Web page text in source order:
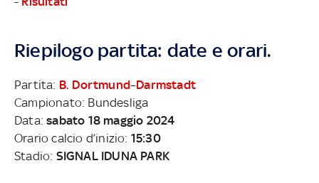
Riepilogo partita: date e orari.
Partita: B. Dortmund–Darmstadt
Campionato: Bundesliga
Data:sabato 18 maggio 2024
Orario calcio d’inizio: 15:30
Stadio: SIGNAL IDUNA PARK